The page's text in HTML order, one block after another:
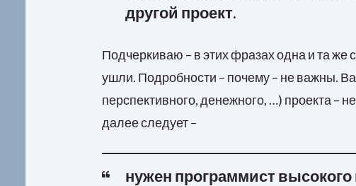
другой проект.
Подчеркиваю – в этих фразах одна и та
ушли. Подробности – почему – не важны.
перспективного, денежного, …) проекта –
далее следует –
нужен программист